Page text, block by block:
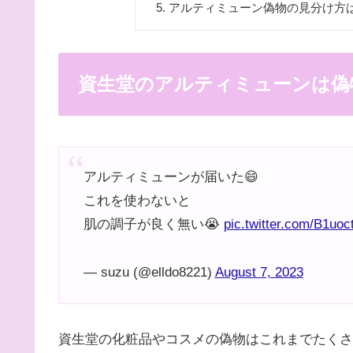
アルティミューン偽物の見分け方
資生堂のアルティミューンは
アルティミューンが届いた😄
これを使わないと
肌の調子が良く無い😭 pic.twitter.com/
— suzu (@elldo8221) August 7, 2023
資生堂の化粧品やコスメの偽物はこれまでたく